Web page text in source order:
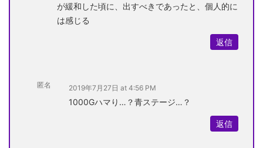
が緩和した頃に、出すべきであったと、個人的に
は感じる
返信
匿名 2019年7月27日 at 4:56 PM
1000Gハマり…？青ステージ…？
返信